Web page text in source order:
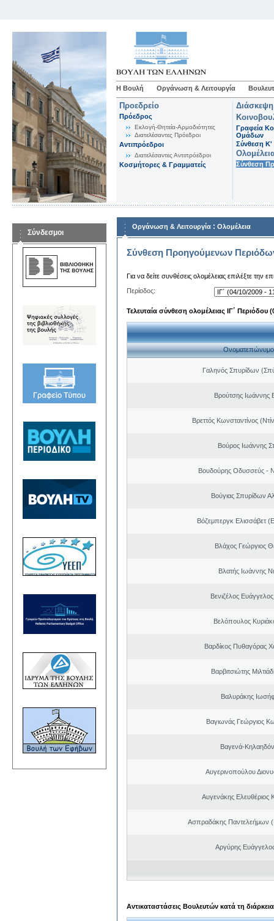
Η Βουλή Οργάνωση & Λειτουργία
Προεδρείο
Πρόεδρος
Εκλογή-Θητεία-Αρμοδιότητες
Διατελέσαντες Πρόεδροι
Αντιπρόεδροι
Διατελέσαντες Αντιπρόεδροι
Κοσμήτορες & Γραμματείς
Γραφεία
Ομάδων
Σύνθεση K'
Σύνθεση
Σύνδεσμοι
Οργάνωση & Λειτουργία : Ολομέλεια
Σύνθεση Προηγούμενων
Για να δείτε συνθέσεις ολομέλειας επιλέξτε την
Περίοδος:
Τελευταία σύνθεση ολομέλειας ΙΓ΄ Περιόδου
Ονοματεπώνυμο
Γαληνός Σπυρίδων
Βρούτσης Ιωάννης
Βρεττός Κωνσταντίνος
Βούρος Ιωάννης
Βουδούρης Οδυσσεύς -
Βούγιας Σπυρίδων
Βόζεμπεργκ Ελισσάβετ
Βλάχος Γεώργιος
Βλατής Ιωάννης
Βενιζέλος
Βελόπουλος
Βαρδίκος Πυθαγόρας
Βαρβιτσιώτης
Βαλυράκης
Βαγιωνάς Γεώργιος
Βαγενά-
Αυγερινοπούλου
Αυγενάκης Ελευθέριος
Ασπραδάκης Παντελεήμων
Αργύρης
Αντικαταστάσεις Βουλευτών κατά τη